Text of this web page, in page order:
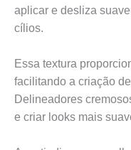
aplicar e desliza
cílios.
Essa textura
facilitando a criação
Delineadores
e criar looks mais